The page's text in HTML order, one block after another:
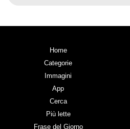
Home
Categorie
Immagini
App
Cerca
Più lette
Frase del Giorno